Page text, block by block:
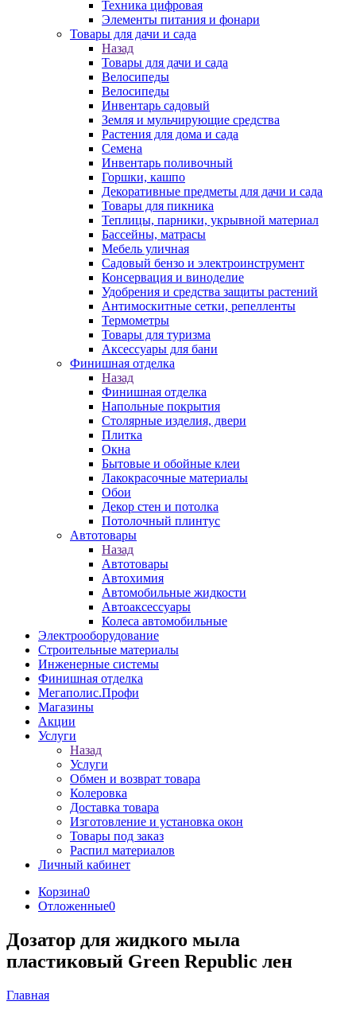
Техника цифровая
Элементы питания и фонари
Товары для дачи и сада
Назад
Товары для дачи и сада
Велосипеды
Велосипеды
Инвентарь садовый
Земля и мульчирующие средства
Растения для дома и сада
Семена
Инвентарь поливочный
Горшки, кашпо
Декоративные предметы для дачи и сада
Товары для пикника
Теплицы, парники, укрывной материал
Бассейны, матрасы
Мебель уличная
Садовый бензо и электроинструмент
Консервация и виноделие
Удобрения и средства защиты растений
Антимоскитные сетки, репелленты
Термометры
Товары для туризма
Аксессуары для бани
Финишная отделка
Назад
Финишная отделка
Напольные покрытия
Столярные изделия, двери
Плитка
Окна
Бытовые и обойные клеи
Лакокрасочные материалы
Обои
Декор стен и потолка
Потолочный плинтус
Автотовары
Назад
Автотовары
Автохимия
Автомобильные жидкости
Автоаксессуары
Колеса автомобильные
Электрооборудование
Строительные материалы
Инженерные системы
Финишная отделка
Мегаполис.Профи
Магазины
Акции
Услуги
Назад
Услуги
Обмен и возврат товара
Колеровка
Доставка товара
Изготовление и установка окон
Товары под заказ
Распил материалов
Личный кабинет
Корзина0
Отложенные0
Дозатор для жидкого мыла
пластиковый Green Republic лен
Главная